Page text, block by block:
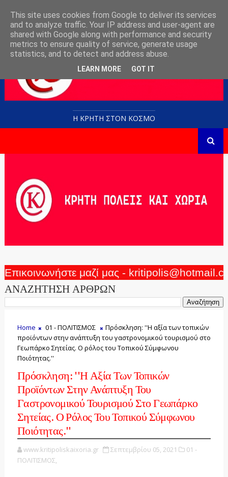
Η ΚΡΗΤΗ ΣΤΟN KOΣΜΟ
Επικοινωνήστε μαζί μας -
ΑΝΑΖΗΤΗΣΗ ΑΡΘΡΩΝ
Home 01 - ΠΟΛΙΤΙΣΜΟΣ
Πρόσκληση: ''Η αξία των τοπικών
προϊόντων στην ανάπτυξη του γαστρονομικού τουρισμού στο
Γεωπάρκο Σητείας. Ο ρόλος του Τοπικού Σύμφωνου
Ποιότητας.''
Πρόσκληση: ''Η Αξία Των Τοπικών
Προϊόντων Στην Ανάπτυξη Του
Γαστρονομικού Τουρισμού Στο Γεωπάρκο
Σητείας. Ο Ρόλος Του Τοπικού Σύμφωνου
Ποιότητας.''
www.kritipoliskaixoria.gr Σεπτεμβρίου 05, 2021
01 -
ΠΟΛΙΤΙΣΜΟΣ,
This site uses cookies from Google to deliver its services
and to analyze traffic. Your IP address and user-agent are
shared with Google along with performance and security
metrics to ensure quality of service, generate usage
statistics, and to detect and address abuse.
LEARN MORE GOT IT